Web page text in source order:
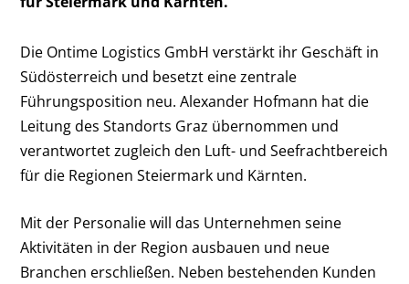
Die Ontime Logistics GmbH verstärkt ihr Geschäft in
Südösterreich und besetzt eine zentrale
Führungsposition neu. Alexander Hofmann hat die
Leitung des Standorts Graz übernommen und
verantwortet zugleich den Luft- und Seefrachtbereich
für die Regionen Steiermark und Kärnten.
Mit der Personalie will das Unternehmen seine
Aktivitäten in der Region ausbauen und neue
Branchen erschließen. Neben bestehenden Kunden